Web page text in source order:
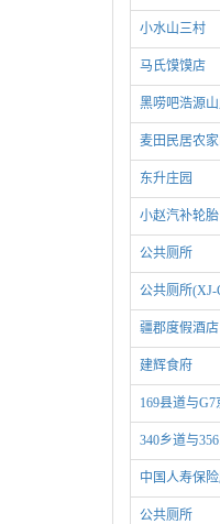
小水山三村
马氏馍馍店
黑唠吧浩源
麦田民居农
东升庄园
小赵汽补轮胎
公共厕所
公共厕所(XJ-
疆郡度假酒店
建辉食府
169县道与
340乡道与
中国人寿保
公共厕所